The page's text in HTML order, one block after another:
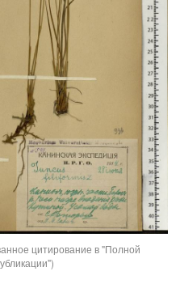
цитирование в "Полной